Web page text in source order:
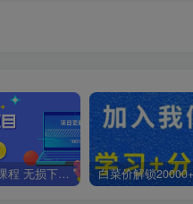
全网VIP课程 无损下载~